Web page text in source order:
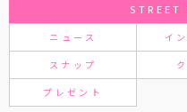
STREET
ニュース イ
スナップ
プレゼント